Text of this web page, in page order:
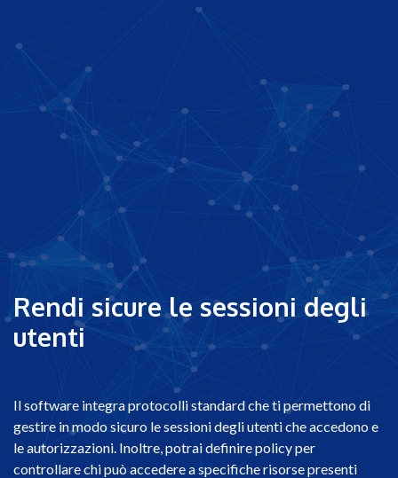
Rendi sicure le sessioni degli
utenti
Il software integra protocolli standard che ti permettono di
gestire in modo sicuro le sessioni degli utenti che accedono e
le autorizzazioni. Inoltre, potrai definire policy per
controllare chi può accedere a specifiche risorse presenti